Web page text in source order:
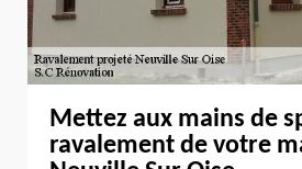
Mettez aux mains de
ravalement de votre